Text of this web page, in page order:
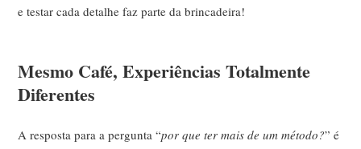
e testar cada detalhe faz parte da brincadeira!
Mesmo Café, Experiências Totalmente
Diferentes
A resposta para a pergunta “por que ter mais de um método?” é